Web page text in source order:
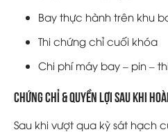
Bay thực hành trên khu
Thi chứng chỉ cuối khóa
Chi phí máy bay – pin –
Chứng chỉ & quyền lợi sau khi
Sau khi vượt qua kỳ sát hạch